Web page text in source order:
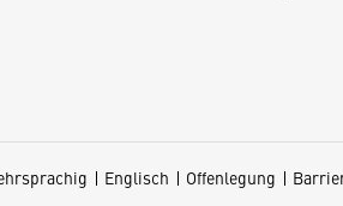
Englisch Offenlegung